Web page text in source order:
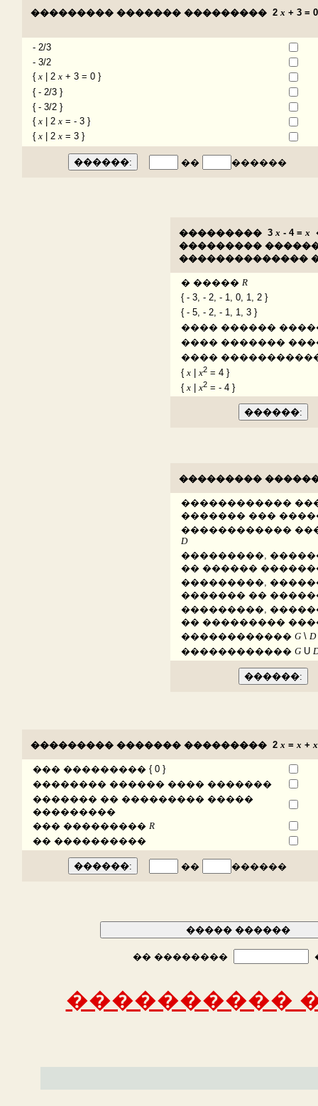
��������� ������� ��������� 2 x + 3 = 0
- 2/3
- 3/2
{ x| 2 x+ 3 = 0 }
{ - 2/3 }
{ - 3/2 }
{ x| 2 x= - 3 }
{ x| 2 x= 3 }
�� ������
��������� 3 x - 4 = x
���������
��������������
� ����� R
{ - 3, - 2, - 1, 0, 1, 2 }
{ - 5, - 2, - 1, 1, 3 }
���� ������
���� �������
����
{ x x2 = 4 }
{ x x2 = - 4 }
���������
������������
������� ���
������������
D
���������,
�� ������
���������,
������� ��
���������,
�� ���������
������������ G \ D
������������ G U
��������� ������� ��������� 2 x = x + x
��� ��������� { 0 }
�������� ������ ���� �������
������� �� ��������� �����
���������
��� ��������� R
�� ����������
�� ������
�� ��������
����������